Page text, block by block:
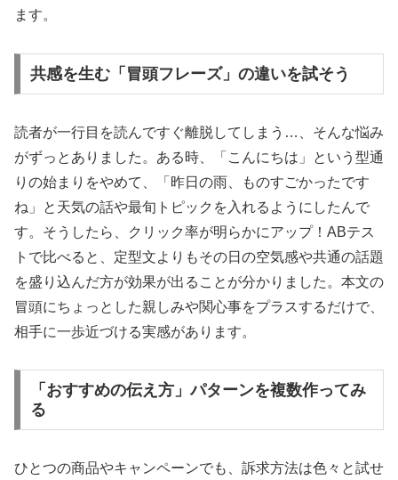
ます。
共感を生む「冒頭フレーズ」の違いを試そう
読者が一行目を読んですぐ離脱してしまう…、そんな悩み
がずっとありました。ある時、「こんにちは」という型通
りの始まりをやめて、「昨日の雨、ものすごかったです
ね」と天気の話や最旬トピックを入れるようにしたんで
す。そうしたら、クリック率が明らかにアップ！ABテス
トで比べると、定型文よりもその日の空気感や共通の話題
を盛り込んだ方が効果が出ることが分かりました。本文の
冒頭にちょっとした親しみや関心事をプラスするだけで、
相手に一歩近づける実感があります。
「おすすめの伝え方」パターンを複数作ってみ
る
ひとつの商品やキャンペーンでも、訴求方法は色々と試せ